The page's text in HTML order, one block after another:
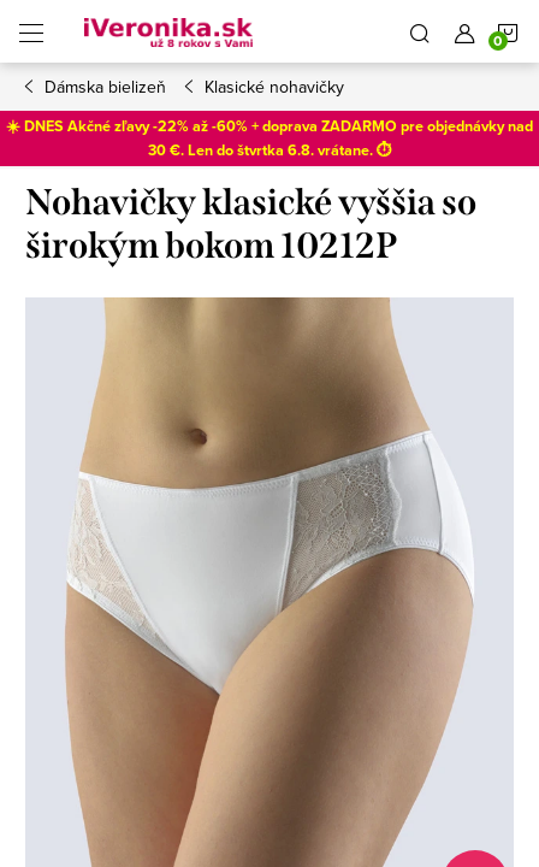
obsah
Dámska bielizeň Klasické nohavičky
☀️ DNES Akčné zľavy -22% až -60% + doprava ZADARMO pre objednávky nad
30 €. Len doštvrtka 6.8. vrátane. ⏱️
Nohavičky klasické vyššia so
širokým bokom 10212P